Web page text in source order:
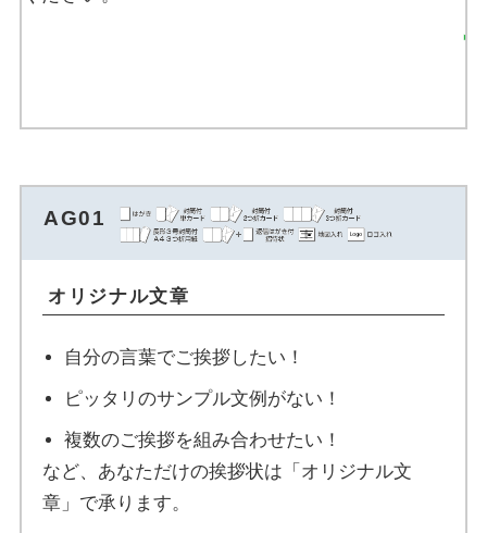
AG01
オリジナル文章
自分の言葉でご挨拶したい！
ピッタリのサンプル文例がない！
複数のご挨拶を組み合わせたい！
など、あなただけの挨拶状は「オリジナル文
章」で承ります。